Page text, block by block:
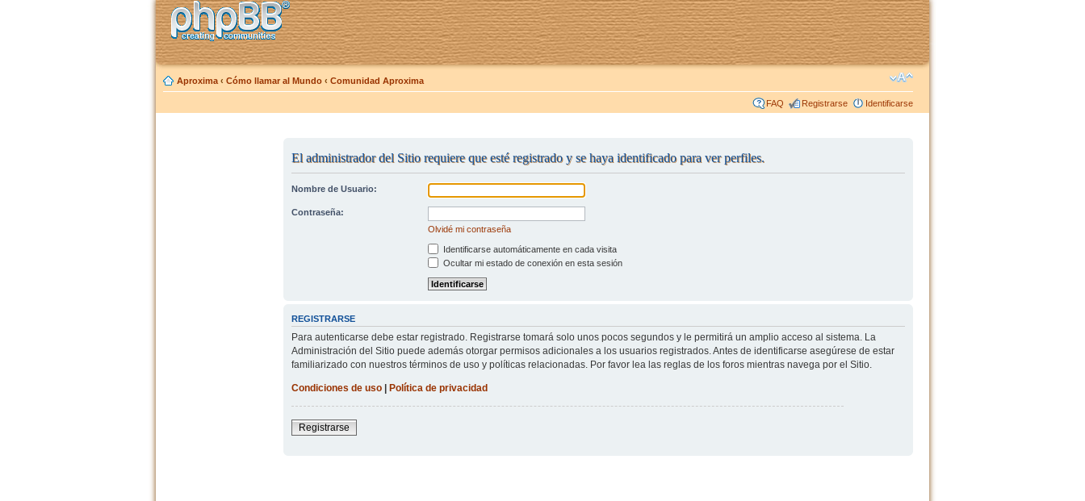
Aproxima ‹ Cómo llamar al Mundo ‹ Comunidad Aproxima
FAQ Registrarse Identificarse
El administrador del Sitio requiere que esté registrado y se haya identificado para ver perfiles.
Nombre de Usuario:
Contraseña:
Olvidé mi contraseña
Identificarse automáticamente en cada visita
Ocultar mi estado de conexión en esta sesión
REGISTRARSE
Para autenticarse debe estar registrado. Registrarse tomará solo unos pocos segundos y le permitirá un amplio acceso al sistema. La
Administración del Sitio puede además otorgar permisos adicionales a los usuarios registrados. Antes de identificarse asegúrese de estar
familiarizado con nuestros términos de uso y políticas relacionadas. Por favor lea las reglas de los foros mientras navega por el Sitio.
Condiciones de uso| Política de privacidad
Registrarse